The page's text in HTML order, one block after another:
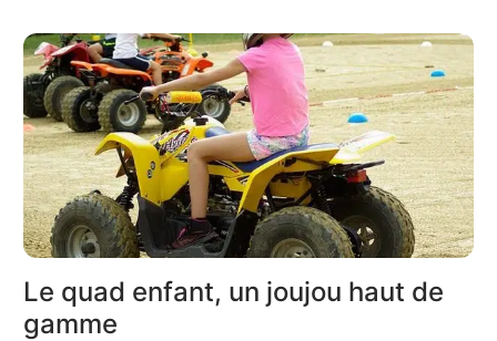
Le quad enfant, un joujou haut de
gamme